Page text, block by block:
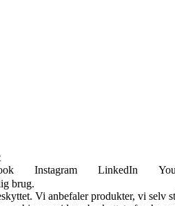
Instagram LinkedIn
brug.
Vi anbefaler produkter, vi selv